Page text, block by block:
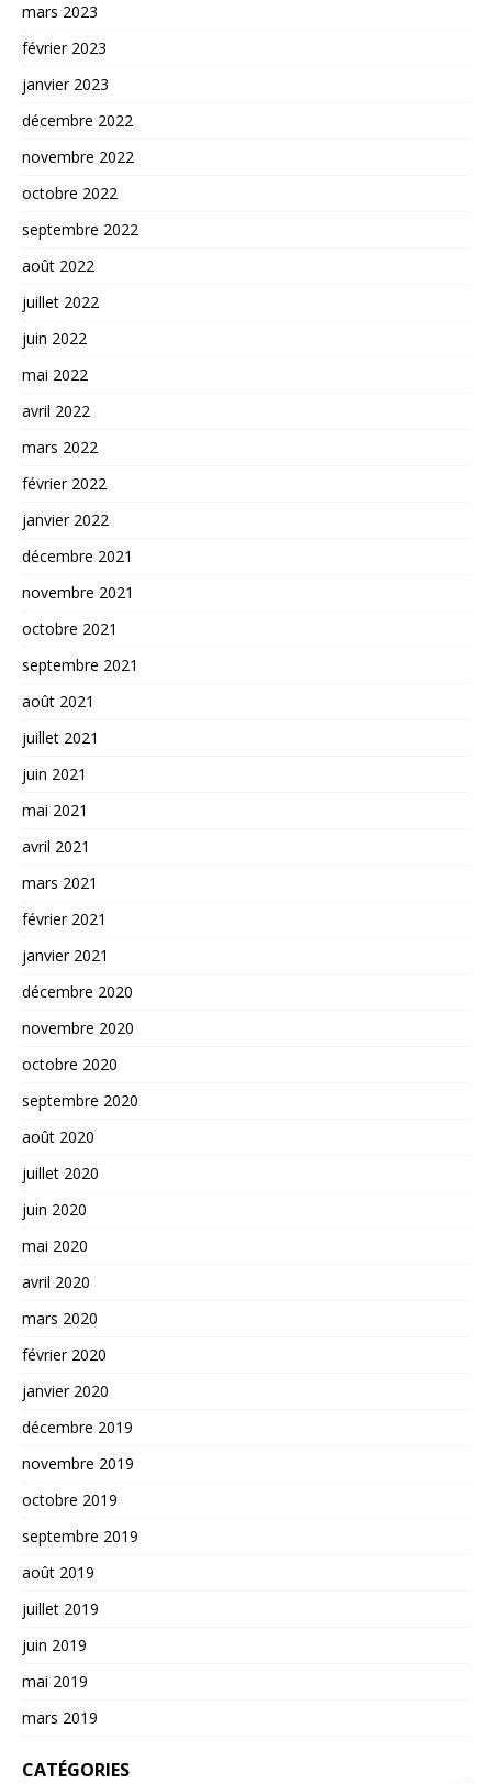
mars 2023
février 2023
janvier 2023
décembre 2022
novembre 2022
octobre 2022
septembre 2022
août 2022
juillet 2022
juin 2022
mai 2022
avril 2022
mars 2022
février 2022
janvier 2022
décembre 2021
novembre 2021
octobre 2021
septembre 2021
août 2021
juillet 2021
juin 2021
mai 2021
avril 2021
mars 2021
février 2021
janvier 2021
décembre 2020
novembre 2020
octobre 2020
septembre 2020
août 2020
juillet 2020
juin 2020
mai 2020
avril 2020
mars 2020
février 2020
janvier 2020
décembre 2019
novembre 2019
octobre 2019
septembre 2019
août 2019
juillet 2019
juin 2019
mai 2019
mars 2019
CATÉGORIES